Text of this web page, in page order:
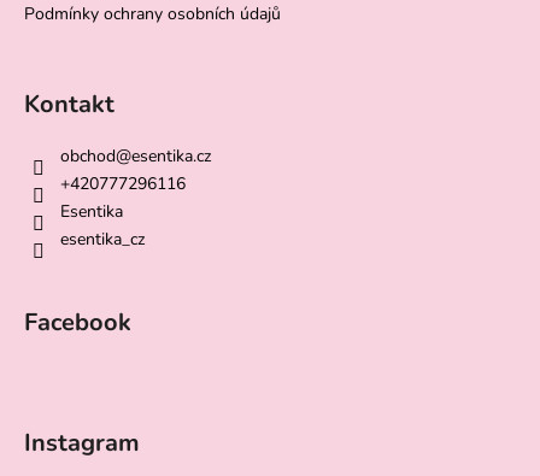
Podmínky ochrany osobních údajů
Kontakt
obchod@esentika.cz
+420777296116
Esentika
esentika_cz
Facebook
Instagram